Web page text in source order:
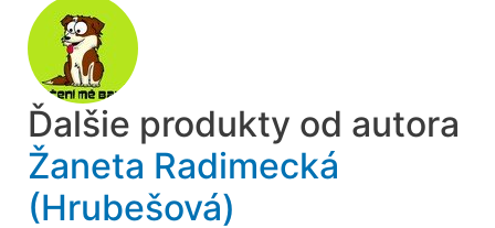
Ďalšie produkty od autora
Žaneta Radimecká
(Hrubešová)